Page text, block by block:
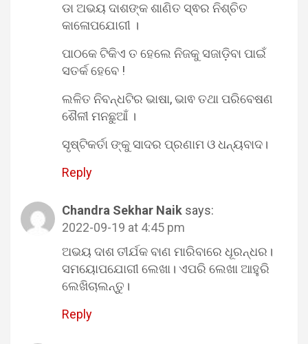
ଡା ଅଭୟ ଦାଶଙ୍କ ଶାଣିତ ସ୍ଵର ନିଶ୍ଚିତ
କାଳୋପଯୋଗୀ ।
ପାଠକେ ଟିକିଏ ତ ହେଲେ ନିଜକୁ ସଜାଡ଼ିବା ପାଇଁ
ସତର୍କ ହେବେ !
ଲଳିତ ନିବନ୍ଧଟିର ଭାଷା, ଭାଵ ତଥା ପରିବେଷଣ
ଶୈଳୀ ମନଛୁଆଁ ।
ସୃଷ୍ଟିକର୍ତା ଙ୍କୁ ସାଦର ପ୍ରଣାମ ଓ ଧନ୍ୟବାଦ।
Reply
Chandra Sekhar Naik says:
2022-09-19 at 4:45 pm
ଅଭୟ ଦାଶ ତୀର୍ଯକ ବାଣ ମାରିବାରେ ଧୂରନ୍ଧର।
ସମୟୋପଯୋଗୀ ଲେଖା। ଏପରି ଲେଖା ଆହୁରି
ଲେଖିଚାଲନ୍ତୁ।
Reply